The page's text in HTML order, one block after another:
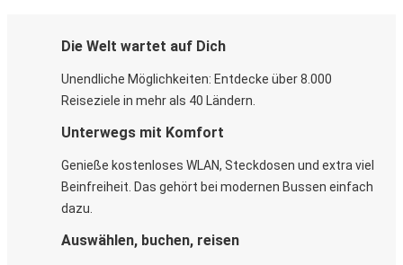
Die Welt wartet auf Dich
Unendliche Möglichkeiten: Entdecke über 8.000
Reiseziele in mehr als 40 Ländern.
Unterwegs mit Komfort
Genieße kostenloses WLAN, Steckdosen und extra viel
Beinfreiheit. Das gehört bei modernen Bussen einfach
dazu.
Auswählen, buchen, reisen